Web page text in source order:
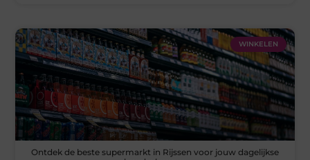
WINKELEN
Ontdek de beste supermarkt in Rijssen voor jouw dagelijkse